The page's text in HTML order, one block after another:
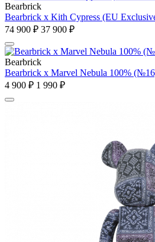
Bearbrick
Bearbrick x Kith Cypress (EU
74 900 ₽ 37 900 ₽
Bearbrick
Bearbrick x Marvel Nebula 100%
4 900 ₽ 1 990 ₽